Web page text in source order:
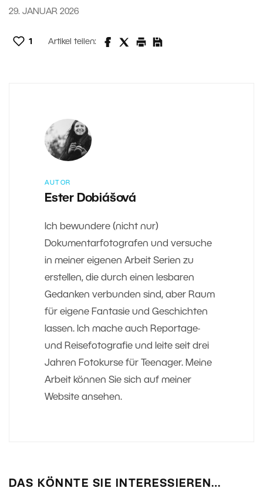
29. JANUAR 2026
1 Artikel teilen:
AUTOR
Ester Dobiášová
Ich bewundere (nicht nur)
Dokumentarfotografen und versuche
in meiner eigenen Arbeit Serien zu
erstellen, die durch einen lesbaren
Gedanken verbunden sind, aber Raum
für eigene Fantasie und Geschichten
lassen. Ich mache auch Reportage-
und Reisefotografie und leite seit drei
Jahren Fotokurse für Teenager. Meine
Arbeit können Sie sich auf meiner
Website ansehen.
DAS KÖNNTE SIE INTERESSIEREN…